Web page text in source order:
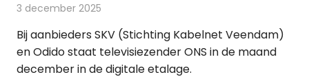
3 december 2025
Bij aanbieders SKV (Stichting Kabelnet Veendam)
en Odido staat televisiezender ONS in de maand
december in de digitale etalage.